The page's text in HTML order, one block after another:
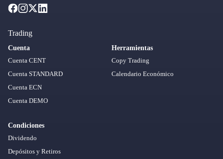
Trading
Cuenta
Cuenta CENT
Cuenta STANDARD
Cuenta ECN
Cuenta DEMO
Condiciones
Dividendo
Depósitos y Retiros
Herramientas
Copy Trading
Calendario Económico